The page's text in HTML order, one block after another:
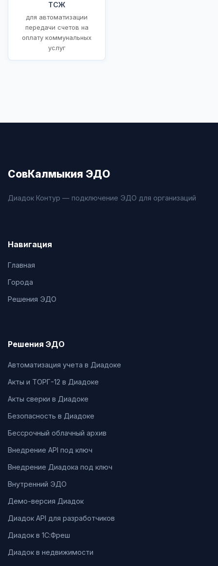
ТСЖ
для автоматизации
передачи счетов на
оплату коммунальных
услуг
СовКалмыкия ЭДО
Диадок Контур — подключение ЭДО для организаций
Навигация
Главная
Города
Решения ЭДО
Решения ЭДО
Автоматизация учета в Диадоке
Акты и ТОРГ-12 в Диадоке
Акты сверки в Диадоке
Безопасность в Диадоке
Бессрочный облачный архив
Внедрение API под ключ
Внедрение Диадока под ключ
Внутренний ЭДО
Демо-версия Диадок
Диадок API для разработчиков
Диадок в 1С:Фреш
Диадок в недвижимости